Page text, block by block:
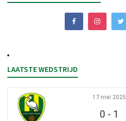
LAATSTE WEDSTRIJD
17 mei 2025
0 - 1